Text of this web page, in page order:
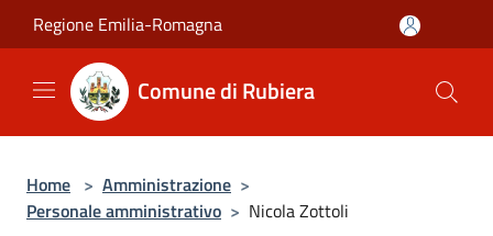
Salta al contenuto principale
Regione Emilia-Romagna
Comune di Rubiera
Home > Amministrazione >
Personale amministrativo > Nicola Zottoli